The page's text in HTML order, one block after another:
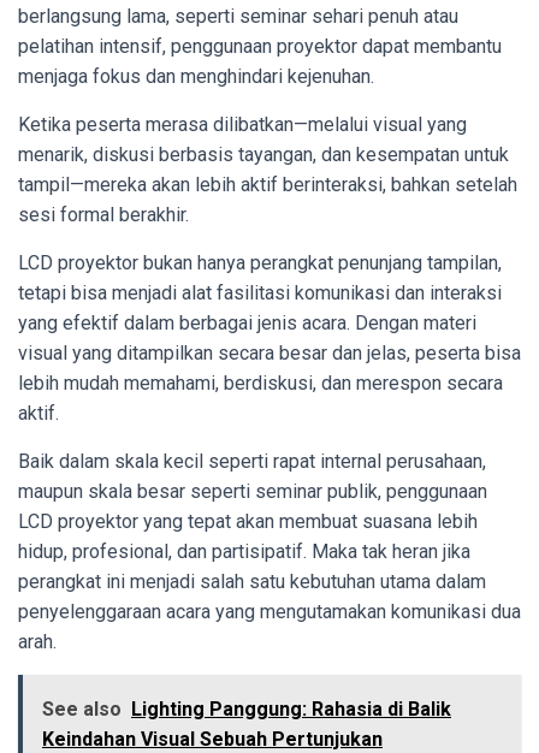
berlangsung lama, seperti seminar sehari penuh atau
pelatihan intensif, penggunaan proyektor dapat membantu
menjaga fokus dan menghindari kejenuhan.
Ketika peserta merasa dilibatkan—melalui visual yang
menarik, diskusi berbasis tayangan, dan kesempatan untuk
tampil—mereka akan lebih aktif berinteraksi, bahkan setelah
sesi formal berakhir.
LCD proyektor bukan hanya perangkat penunjang tampilan,
tetapi bisa menjadi alat fasilitasi komunikasi dan interaksi
yang efektif dalam berbagai jenis acara. Dengan materi
visual yang ditampilkan secara besar dan jelas, peserta bisa
lebih mudah memahami, berdiskusi, dan merespon secara
aktif.
Baik dalam skala kecil seperti rapat internal perusahaan,
maupun skala besar seperti seminar publik, penggunaan
LCD proyektor yang tepat akan membuat suasana lebih
hidup, profesional, dan partisipatif. Maka tak heran jika
perangkat ini menjadi salah satu kebutuhan utama dalam
penyelenggaraan acara yang mengutamakan komunikasi dua
arah.
See also
Lighting Panggung: Rahasia di Balik
Keindahan Visual Sebuah Pertunjukan